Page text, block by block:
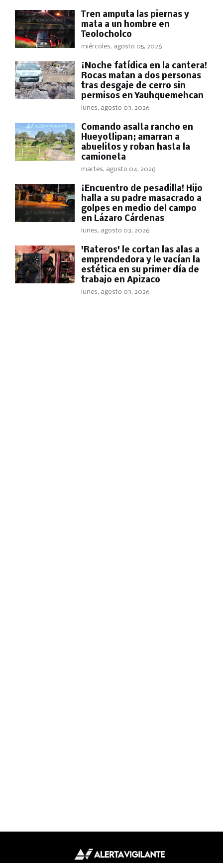
Tren amputa las piernas y
mata a un hombre en
Teolocholco
miércoles, agosto 05, 2026
​¡Noche fatídica en la cantera!
Rocas matan a dos personas
tras desgaje de cerro sin
permisos en Yauhquemehcan
lunes, agosto 03, 2026
Comando asalta rancho en
Hueyotlipan; amarran a
abuelitos y roban hasta la
camioneta
martes, agosto 04, 2026
​¡Encuentro de pesadilla! Hijo
halla a su padre masacrado a
golpes en medio del campo
en Lázaro Cárdenas
lunes, agosto 03, 2026
'Rateros' le cortan las alas a
emprendedora y le vacían la
estética en su primer día de
trabajo en Apizaco
lunes, agosto 03, 2026